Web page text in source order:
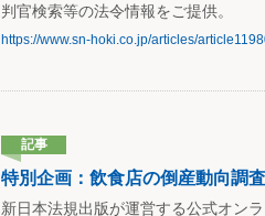
判官検索等の法令情報をご提供。
https://www.sn-hoki.co.jp/articles/
記事
特別企画：飲食店の倒産動向調
新日本法規出版が運営する公式オン